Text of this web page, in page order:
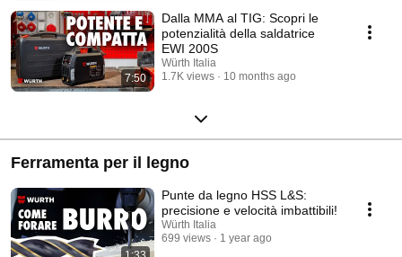
7:50
Dalla MMA al TIG: Scopri le
potenzialità della saldatrice
EWI 200S
Würth Italia
1.7K views
10 months ago
Ferramenta per il legno
Punte da legno HSS L&S:
precisione e velocità imbattibili!
Würth Italia
699 views
1 year ago